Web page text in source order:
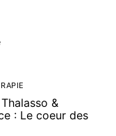
&
: Le coeur des